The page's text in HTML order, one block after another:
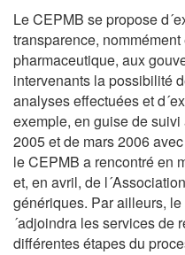
Le CEPMB se propose
transparence,
pharmaceutique, aux
intervenants la possibilité
analyses effectuées et
exemple, en guise de
2005 et de mars 2006
le CEPMB a rencontré en
et, en avril, de
génériques. Par ailleurs,
´adjoindra les services de
différentes étapes du